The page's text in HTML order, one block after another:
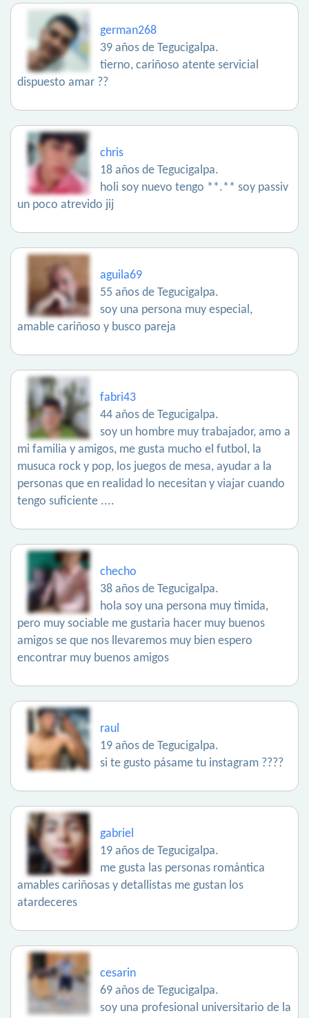
german268
39 años de Tegucigalpa.
tierno, cariñoso atente servicial
dispuesto amar ??
chris
18 años de Tegucigalpa.
holi soy nuevo tengo **.** soy passiv
un poco atrevido jij
aguila69
55 años de Tegucigalpa.
soy una persona muy especial,
amable cariñoso y busco pareja
fabri43
44 años de Tegucigalpa.
soy un hombre muy trabajador, amo a
mi familia y amigos, me gusta mucho el futbol, la
musuca rock y pop, los juegos de mesa, ayudar a la
personas que en realidad lo necesitan y viajar cuando
tengo suficiente ....
checho
38 años de Tegucigalpa.
hola soy una persona muy timida,
pero muy sociable me gustaria hacer muy buenos
amigos se que nos llevaremos muy bien espero
encontrar muy buenos amigos
raul
19 años de Tegucigalpa.
si te gusto pásame tu instagram ????
gabriel
19 años de Tegucigalpa.
me gusta las personas romántica
amables cariñosas y detallistas me gustan los
atardeceres
cesarin
69 años de Tegucigalpa.
soy una profesional universitario de la